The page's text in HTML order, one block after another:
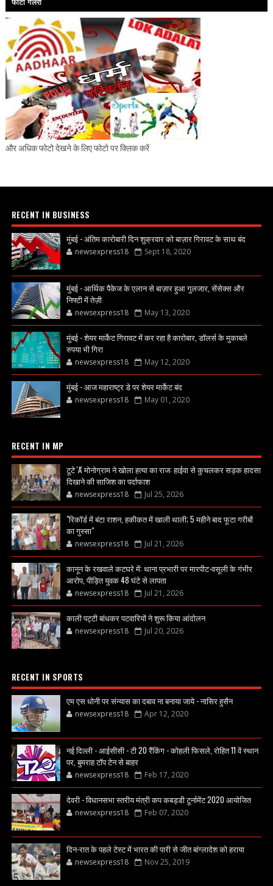
और अधिक फोटो देखने के लिए फोटो पर क्लिक करें
RECENT IN BUSINESS
मुंबई - अंतिम कारोबारी दिन शुक्रवार को बाज़ार गिरावट के साथ बंद
newsexpress18 Sept 18, 2020
मुंबई - आर्थिक पैकेज के एलान से बाज़ार हुआ गुलजार, सेंसेक्स और
निफ्टी में तेज़ी
newsexpress18 May 13, 2020
मुंबई - शेयर मार्केट गिरावट में कर रहा है कारोबार, डॉलर्स के मुकाबले
रुपया भी गिरा
newsexpress18 May 12, 2020
मुंबई - आज महाराष्ट्र डे पर शेयर मार्केट बंद
newsexpress18 May 01, 2020
RECENT IN MP
टूटे 'A' मोनोग्राम ने खोला हत्या का राज: हाईवा से कुचलकर सड़क हादसा
दिखाने की साजिश का पर्दाफाश
newsexpress18 Jul 25, 2026
"रिकॉर्ड में बंटा राशन, हकीकत में खाली थाली; 5 महीने बाद फूटा गरीबों
का गुस्सा"
newsexpress18 Jul 21, 2026
कानून के रखवाले कटघरे में: थाना प्रभारी पर मारपीट-वसूली के गंभीर
आरोप, पीड़ित युवक 48 घंटे से लापता
newsexpress18 Jul 21, 2026
काली पट्टी बांधकर पटवारियों ने शुरू किया आंदोलन
newsexpress18 Jul 20, 2026
RECENT IN SPORTS
एम एस धोनी पर संन्यास का दबाव ना बनाया जाये - नासिर हुसैन
newsexpress18 Apr 12, 2020
नई दिल्ली - आईसीसी - टी 20 रैंकिंग - कोहली फिसले, रोहित 11 वें स्थान
पर, बुमराह टॉप टेन से बाहर
newsexpress18 Feb 17, 2020
देवरी - विधानसभा स्तरीय मंत्री कप कबड्डी टूर्नामेंट 2020 आयोजित
newsexpress18 Feb 07, 2020
दिन-रात के पहले टेस्ट में भारत की पारी से जीत बांग्लादेश को हराया
newsexpress18 Nov 25, 2019